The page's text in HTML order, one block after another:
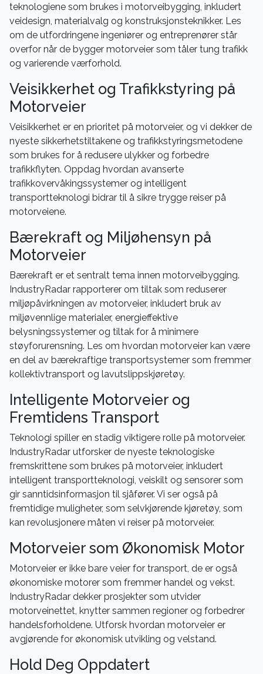
teknologiene som brukes i motorveibygging, inkludert
veidesign, materialvalg og konstruksjonsteknikker. Les
om de utfordringene ingeniører og entreprenører står
overfor når de bygger motorveier som tåler tung trafikk
og varierende værforhold.
Veisikkerhet og Trafikkstyring på
Motorveier
Veisikkerhet er en prioritet på motorveier, og vi dekker de
nyeste sikkerhetstiltakene og trafikkstyringsmetodene
som brukes for å redusere ulykker og forbedre
trafikkflyten. Oppdag hvordan avanserte
trafikkovervåkingssystemer og intelligent
transportteknologi bidrar til å sikre trygge reiser på
motorveiene.
Bærekraft og Miljøhensyn på
Motorveier
Bærekraft er et sentralt tema innen motorveibygging.
IndustryRadar rapporterer om tiltak som reduserer
miljøpåvirkningen av motorveier, inkludert bruk av
miljøvennlige materialer, energieffektive
belysningssystemer og tiltak for å minimere
støyforurensning. Les om hvordan motorveier kan være
en del av bærekraftige transportsystemer som fremmer
kollektivtransport og lavutslippskjøretøy.
Intelligente Motorveier og
Fremtidens Transport
Teknologi spiller en stadig viktigere rolle på motorveier.
IndustryRadar utforsker de nyeste teknologiske
fremskrittene som brukes på motorveier, inkludert
intelligent transportteknologi, veiskilt og sensorer som
gir sanntidsinformasjon til sjåfører. Vi ser også på
fremtidige muligheter, som selvkjørende kjøretøy, som
kan revolusjonere måten vi reiser på motorveier.
Motorveier som Økonomisk Motor
Motorveier er ikke bare veier for transport, de er også
økonomiske motorer som fremmer handel og vekst.
IndustryRadar dekker prosjekter som utvider
motorveinettet, knytter sammen regioner og forbedrer
handelsforholdene. Utforsk hvordan motorveier er
avgjørende for økonomisk utvikling og velstand.
Hold Deg Oppdatert